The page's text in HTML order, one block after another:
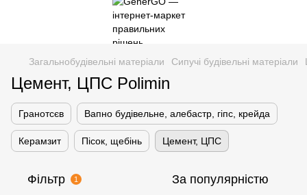
Загальнобудівельні матеріали Сипучі будівельні матеріали
Цемент, ЦПС Polimin
Гранотсєв Вапно будівельне, алебастр, гіпс, крейда
Керамзит Пісок, щебінь Цемент, ЦПС
Фільтр 1 За популярністю